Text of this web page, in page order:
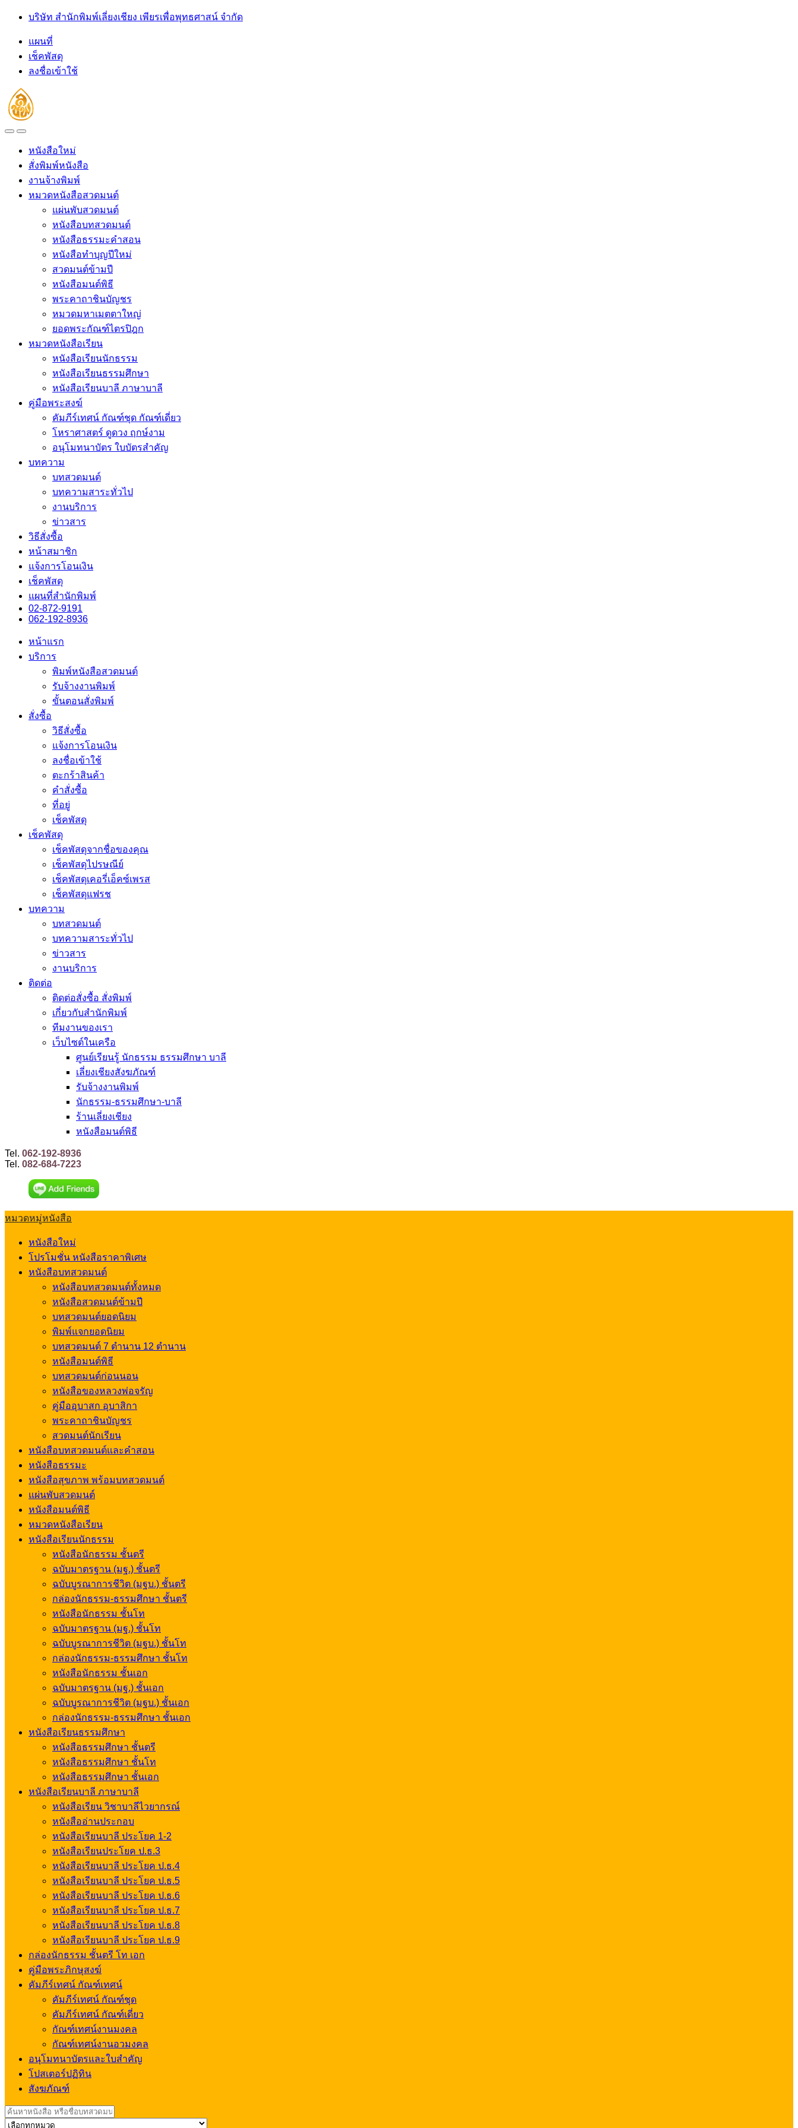
Skip
navigation
Skip
บริษัท สำนักพิมพ์เลี่ยงเชียง เพียรเพื่อพุทธศาสน์ จำกัด
แผนที่
เช็คพัสดุ
ลงชื่อเข้าใช้
OpenClose
หนังสือใหม่
สั่งพิมพ์หนังสือ
งานจ้างพิมพ์
หมวดหนังสือสวดมนต์
แผ่นพับสวดมนต์
หนังสือบทสวดมนต์
หนังสือธรรมะคำสอน
หนังสือทำบุญปีใหม่
สวดมนต์ข้ามปี
หนังสือมนต์พิธี
พระคาถาชินบัญชร
หมวดมหาเมตตาใหญ่
ยอดพระกัณฑ์ไตรปิฎก
หมวดหนังสือเรียน
หนังสือเรียนนักธรรม
หนังสือเรียนธรรมศึกษา
หนังสือเรียนบาลี ภาษาบาลี
คู่มือพระสงฆ์
คัมภีร์เทศน์ กัณฑ์ชุด กัณฑ์เดี่ยว
โหราศาสตร์ ดูดวง ฤกษ์งาม
อนุโมทนาบัตร ใบบัตรสำคัญ
บทความ
บทสวดมนต์
บทความสาระทั่วไป
งานบริการ
ข่าวสาร
วิธีสั่งซื้อ
หน้าสมาชิก
แจ้งการโอนเงิน
เช็คพัสดุ
แผนที่สำนักพิมพ์
02-872-9191
062-192-8936
หน้าแรก
บริการ
พิมพ์หนังสือสวดมนต์
รับจ้างงานพิมพ์
ขั้นตอนสั่งพิมพ์
สั่งซื้อ
วิธีสั่งซื้อ
แจ้งการโอนเงิน
ลงชื่อเข้าใช้
ตะกร้าสินค้า
คำสั่งซื้อ
ที่อยู่
เช็คพัสดุ
เช็คพัสดุ
เช็คพัสดุจากชื่อของคุณ
เช็คพัสดุไปรษณีย์
เช็คพัสดุเคอรี่เอ็คซ์เพรส
เช็คพัสดุแฟรช
บทความ
บทสวดมนต์
บทความสาระทั่วไป
ข่าวสาร
งานบริการ
ติดต่อ
ติดต่อสั่งซื้อ สั่งพิมพ์
เกี่ยวกับสำนักพิมพ์
ทีมงานของเรา
เว็บไซต์ในเครือ
ศูนย์เรียนรู้ นักธรรม ธรรมศึกษา บาลี
เลี่ยงเชียงสังฆภัณฑ์
รับจ้างงานพิมพ์
นักธรรม-ธรรมศึกษา-บาลี
ร้านเลี่ยงเชียง
หนังสือมนต์พิธี
Tel. 062-192-8936
Tel. 082-684-7223
หมวดหมู่หนังสือ
หนังสือใหม่
โปรโมชั่น หนังสือราคาพิเศษ
หนังสือบทสวดมนต์
หนังสือบทสวดมนต์ทั้งหมด
หนังสือสวดมนต์ข้ามปี
บทสวดมนต์ยอดนิยม
พิมพ์แจกยอดนิยม
บทสวดมนต์ 7 ตำนาน 12 ตำนาน
หนังสือมนต์พิธี
บทสวดมนต์ก่อนนอน
หนังสือของหลวงพ่อจรัญ
คู่มืออุบาสก อุบาสิกา
พระคาถาชินบัญชร
สวดมนต์นักเรียน
หนังสือบทสวดมนต์และคำสอน
หนังสือธรรมะ
หนังสือสุขภาพ พร้อมบทสวดมนต์
แผ่นพับสวดมนต์
หนังสือมนต์พิธี
หมวดหนังสือเรียน
หนังสือเรียนนักธรรม
หนังสือนักธรรม ชั้นตรี
ฉบับมาตรฐาน (มฐ.) ชั้นตรี
ฉบับบูรณาการชีวิต (มฐบ.) ชั้นตรี
กล่องนักธรรม-ธรรมศึกษา ชั้นตรี
หนังสือนักธรรม ชั้นโท
ฉบับมาตรฐาน (มฐ.) ชั้นโท
ฉบับบูรณาการชีวิต (มฐบ.) ชั้นโท
กล่องนักธรรม-ธรรมศึกษา ชั้นโท
หนังสือนักธรรม ชั้นเอก
ฉบับมาตรฐาน (มฐ.) ชั้นเอก
ฉบับบูรณาการชีวิต (มฐบ.) ชั้นเอก
กล่องนักธรรม-ธรรมศึกษา ชั้นเอก
หนังสือเรียนธรรมศึกษา
หนังสือธรรมศึกษา ชั้นตรี
หนังสือธรรมศึกษา ชั้นโท
หนังสือธรรมศึกษา ชั้นเอก
หนังสือเรียนบาลี ภาษาบาลี
หนังสือเรียน วิชาบาลีไวยากรณ์
หนังสืออ่านประกอบ
หนังสือเรียนบาลี ประโยค 1-2
หนังสือเรียนประโยค ป.ธ.3
หนังสือเรียนบาลี ประโยค ป.ธ.4
หนังสือเรียนบาลี ประโยค ป.ธ.5
หนังสือเรียนบาลี ประโยค ป.ธ.6
หนังสือเรียนบาลี ประโยค ป.ธ.7
หนังสือเรียนบาลี ประโยค ป.ธ.8
หนังสือเรียนบาลี ประโยค ป.ธ.9
กล่องนักธรรม ชั้นตรี โท เอก
คู่มือพระภิกษุสงฆ์
คัมภีร์เทศน์ กัณฑ์เทศน์
คัมภีร์เทศน์ กัณฑ์ชุด
คัมภีร์เทศน์ กัณฑ์เดี่ยว
กัณฑ์เทศน์งานมงคล
กัณฑ์เทศน์งานอวมงคล
อนุโมทนาบัตรและใบสำคัญ
โปสเตอร์ปฏิทิน
สังฆภัณฑ์
Search
for: